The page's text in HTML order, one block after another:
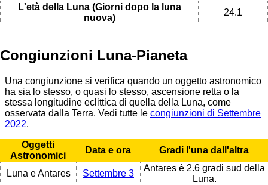
L'età della Luna (Giorni dopo la luna
nuova)
24.1
Congiunzioni Luna-Pianeta
Una congiunzione si verifica quando un oggetto astronomico
ha sia lo stesso, o quasi lo stesso, ascensione retta o la
stessa longitudine eclittica di quella della Luna, come
osservata dalla Terra. Vedi tutte le congiunzioni di Settembre
2022.
Oggetti
Astronomici
Data e ora Gradi l'una dall'altra
Luna e Antares Settembre 3
Antares è 2.6 gradi sud della
Luna.